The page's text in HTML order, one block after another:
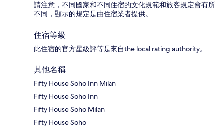
請注意，不同國家和不同住宿的文化規範和旅客規定會有所
不同，顯示的規定是由住宿業者提供。
住宿等級
此住宿的官方星級評等是來自the local rating authority。
其他名稱
Fifty House Soho Inn Milan
Fifty House Soho Inn
Fifty House Soho Milan
Fifty House Soho